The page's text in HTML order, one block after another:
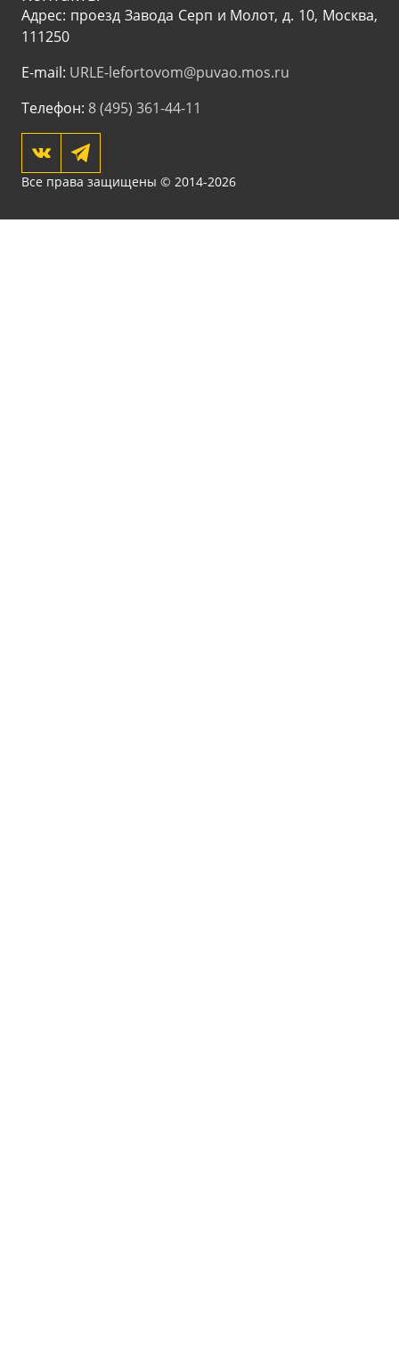
Адрес: проезд Завода Серп и Молот, д. 10, Москва,
111250
E-mail: URLE-lefortovom@puvao.mos.ru
Телефон: 8 (495) 361-44-11
Все права защищены © 2014-2026